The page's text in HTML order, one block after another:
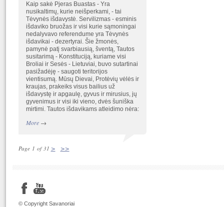
Kaip sakė Pjeras Buastas - Yra
nusikaltimų, kurie neišperkami, - tai
Tėvynės išdavystė. Servilizmas - esminis
išdaviko bruožas ir visi kurie sąmoningai
nedalyvavo referendume yra Tėvynės
išdavikai - dezertyrai. Šie žmonės,
pamynė patį svarbiausią, šventą, Tautos
susitarimą - Konstituciją, kuriame visi
Broliai ir Sesės - Lietuviai, buvo sutartinai
pasižadėję - saugoti teritorijos
vientisumą. Mūsų Dievai, Protėvių vėlės ir
kraujas, prakeiks visus bailius už
išdavystę ir apgaulę, gyvus ir mirusius, jų
gyvenimus ir visi iki vieno, dvės šuniška
mirtimi. Tautos išdavikams atleidimo nėra:
More→
Page 1 of 31 > >>
© Copyright Savanoriai